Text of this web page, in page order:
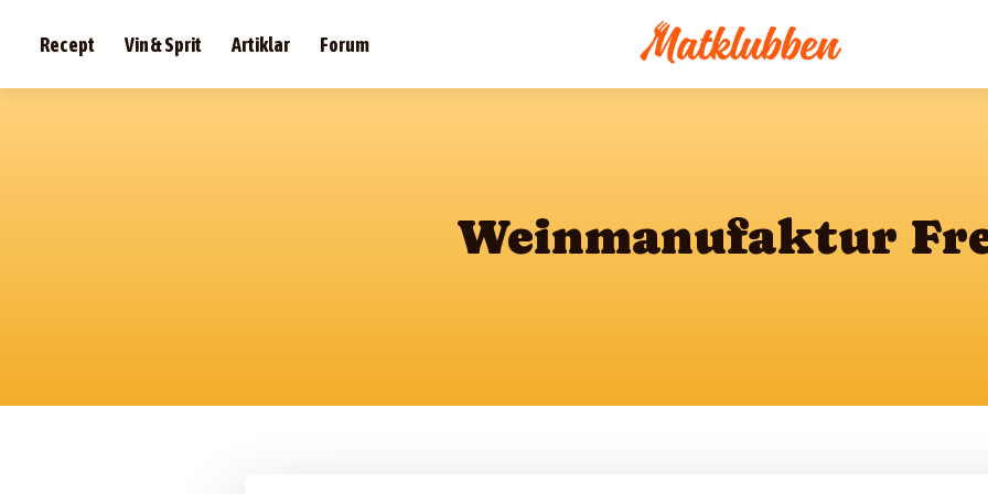
Recept Vin & Sprit Artiklar Forum
Weinmanufaktur